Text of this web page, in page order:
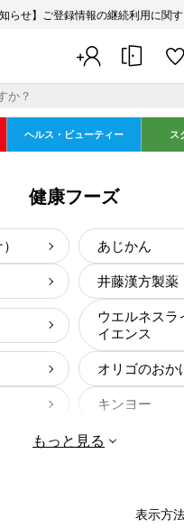
知らせ】ご登録情報の継続利用に関
ヘルス・ビューティー ス
健康フーズ
あじかん
井藤漢方製薬
ウエルネスラ
イエンス
オリゴのおか
キンヨー
健康フーズ
新日本製薬
もっと見る
表示方